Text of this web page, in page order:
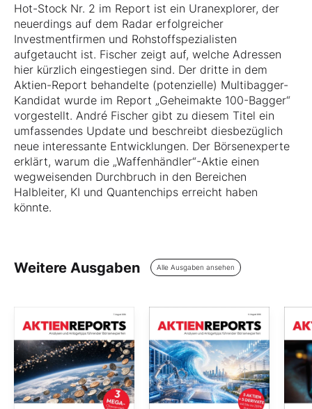
Hot-Stock Nr. 2 im Report ist ein Uranexplorer, der
neuerdings auf dem Radar erfolgreicher
Investmentfirmen und Rohstoffspezialisten
aufgetaucht ist. Fischer zeigt auf, welche Adressen
hier kürzlich eingestiegen sind. Der dritte in dem
Aktien-Report behandelte (potenzielle) Multibagger-
Kandidat wurde im Report „Geheimakte 100-Bagger“
vorgestellt. André Fischer gibt zu diesem Titel ein
umfassendes Update und beschreibt diesbezüglich
neue interessante Entwicklungen. Der Börsenexperte
erklärt, warum die „Waffenhändler“-Aktie einen
wegweisenden Durchbruch in den Bereichen
Halbleiter, KI und Quantenchips erreicht haben
könnte.
Weitere Ausgaben Alle Ausgaben ansehen